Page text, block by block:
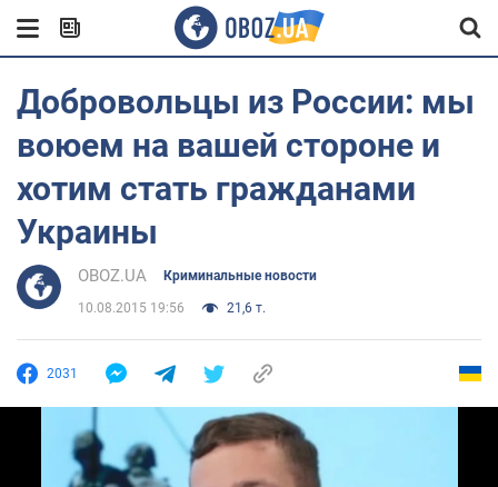
Добровольцы из России: мы
воюем на вашей стороне и
хотим стать гражданами
Украины
OBOZ.UA Криминальные новости
10.08.2015 19:56 21,6 т.
2031